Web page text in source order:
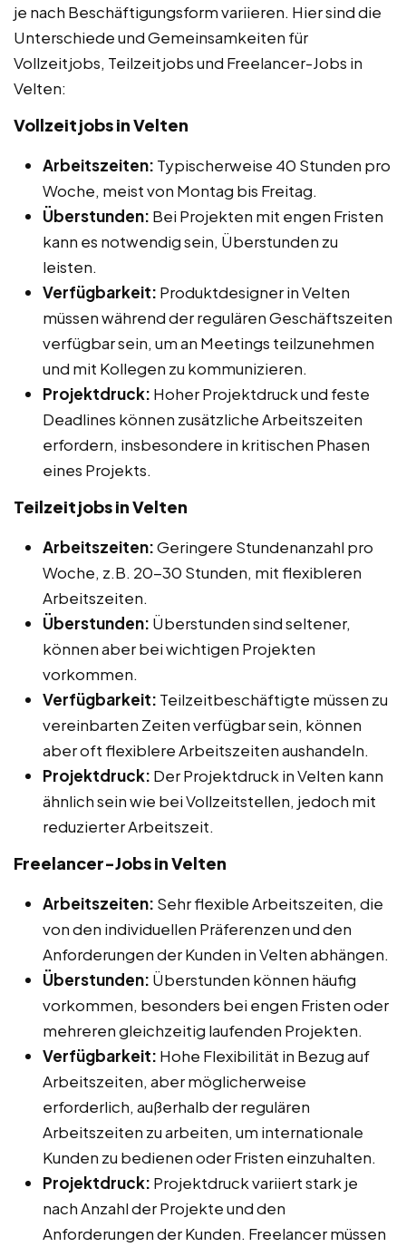
je nach Beschäftigungsform variieren. Hier sind die
Unterschiede und Gemeinsamkeiten für
Vollzeitjobs, Teilzeitjobs und Freelancer-Jobs in
Velten:
Vollzeitjobs in Velten
Arbeitszeiten: Typischerweise 40 Stunden pro
Woche, meist von Montag bis Freitag.
Überstunden: Bei Projekten mit engen Fristen
kann es notwendig sein, Überstunden zu
leisten.
Verfügbarkeit: Produktdesigner in Velten
müssen während der regulären Geschäftszeiten
verfügbar sein, um an Meetings teilzunehmen
und mit Kollegen zu kommunizieren.
Projektdruck: Hoher Projektdruck und feste
Deadlines können zusätzliche Arbeitszeiten
erfordern, insbesondere in kritischen Phasen
eines Projekts.
Teilzeitjobs in Velten
Arbeitszeiten:Geringere Stundenanzahl pro
Woche, z.B. 20-30 Stunden, mit flexibleren
Arbeitszeiten.
Überstunden: Überstunden sind seltener,
können aber bei wichtigen Projekten
vorkommen.
Verfügbarkeit: Teilzeitbeschäftigte müssen zu
vereinbarten Zeiten verfügbar sein, können
aber oft flexiblere Arbeitszeiten aushandeln.
Projektdruck: Der Projektdruck in Velten kann
ähnlich sein wie bei Vollzeitstellen, jedoch mit
reduzierter Arbeitszeit.
Freelancer-Jobs in Velten
Arbeitszeiten: Sehr flexible Arbeitszeiten, die
von den individuellen Präferenzen und den
Anforderungen der Kunden in Velten abhängen.
Überstunden: Überstunden können häufig
vorkommen, besonders bei engen Fristen oder
mehreren gleichzeitig laufenden Projekten.
Verfügbarkeit: Hohe Flexibilität in Bezug auf
Arbeitszeiten, aber möglicherweise
erforderlich, außerhalb der regulären
Arbeitszeiten zu arbeiten, um internationale
Kunden zu bedienen oder Fristen einzuhalten.
Projektdruck: Projektdruck variiert stark je
nach Anzahl der Projekte und den
Anforderungen der Kunden. Freelancer müssen